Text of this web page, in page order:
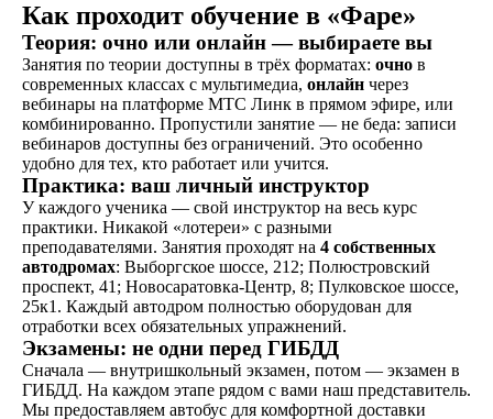
Как проходит обучение в «Фаре»
Теория: очно или онлайн — выбираете вы
Занятия по теории доступны в трёх форматах: очно в
современных классах с мультимедиа, онлайн через
вебинары на платформе МТС Линк в прямом эфире, или
комбинированно. Пропустили занятие — не беда: записи
вебинаров доступны без ограничений. Это особенно
удобно для тех, кто работает или учится.
Практика: ваш личный инструктор
У каждого ученика — свой инструктор на весь курс
практики. Никакой «лотереи» с разными
преподавателями. Занятия проходят на 4 собственных
автодромах: Выборгское шоссе, 212; Полюстровский
проспект, 41; Новосаратовка-Центр, 8; Пулковское шоссе,
25к1. Каждый автодром полностью оборудован для
отработки всех обязательных упражнений.
Экзамены: не одни перед ГИБДД
Сначала — внутришкольный экзамен, потом — экзамен в
ГИБДД. На каждом этапе рядом с вами наш представитель.
Мы предоставляем автобус для комфортной доставки
Оставляете заявку на
сайте, по телефону, в
мессенджерах или
наших социальных
сетях
Знакомство
Как
проходит
обучение